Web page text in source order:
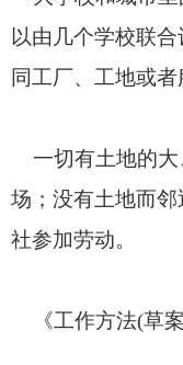
以由几个学校联
同工厂、工地或者
一切有土地的
场；没有土地而
社参加劳动。
《工作方法(草案